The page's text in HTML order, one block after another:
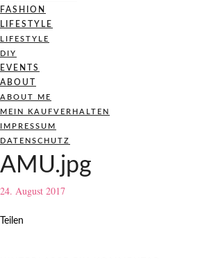
FASHION
LIFESTYLE
LIFESTYLE
DIY
EVENTS
ABOUT
ABOUT ME
MEIN KAUFVERHALTEN
IMPRESSUM
DATENSCHUTZ
AMU.jpg
24. August 2017
Teilen